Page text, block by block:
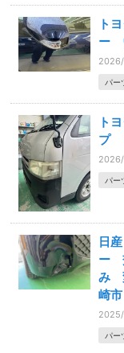
ト
ー
パー
ト
プ
パー
日
ー
み
崎
パー